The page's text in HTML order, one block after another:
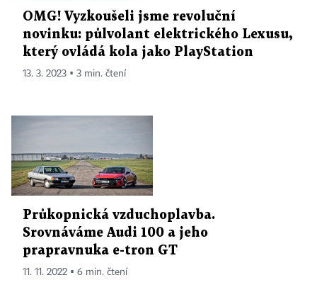
OMG! Vyzkoušeli jsme revoluční
novinku: půlvolant elektrického Lexusu,
který ovládá kola jako PlayStation
13. 3. 2023 ▪ 3 min. čtení
Průkopnická vzduchoplavba.
Srovnáváme Audi 100 a jeho
prapravnuka e-tron GT
11. 11. 2022 ▪ 6 min. čtení